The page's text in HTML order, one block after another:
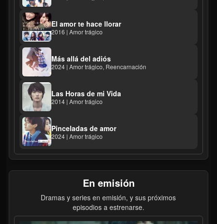
El amor te hace llorar
2016 | Amor trágico
Más allá del adiós
2024 | Amor trágico, Reencarnación
Las Horas de mi Vida
2014 | Amor trágico
Pinceladas de amor
2024 | Amor trágico
En emisión
Dramas y series en emisión, y sus próximos
episodios a estrenarse.